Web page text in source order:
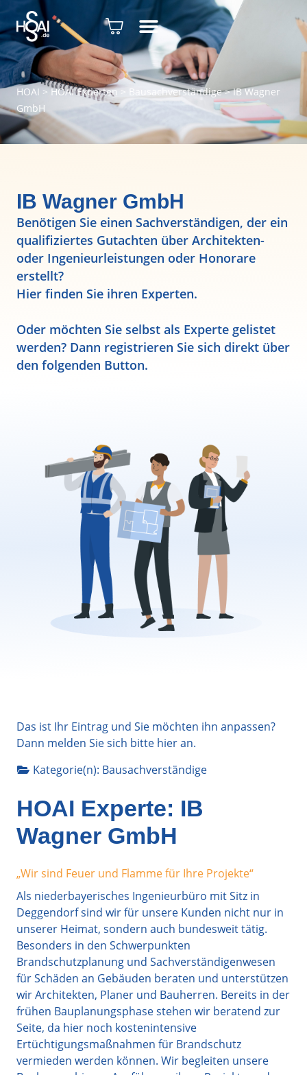
HOAI > HOAI Experten> Bausachverständige>IB Wagner
GmbH
IB Wagner GmbH
Benötigen Sie einen Sachverständigen, der ein
qualifiziertes Gutachten über Architekten-
oder Ingenieurleistungen oder Honorare
erstellt?
Hier finden Sie ihren Experten.
Oder möchten Sie selbst als Experte gelistet
werden? Dann registrieren Sie sich direkt über
den folgenden Button.
Das ist Ihr Eintrag und Sie möchten ihn anpassen?
Dann melden Sie sich bitte hieran.
Kategorie(n): Bausachverständige
HOAI Experte: IB
Wagner GmbH
„Wir sind Feuer und Flamme für Ihre Projekte“
Als niederbayerisches Ingenieurbüro mit Sitz in
Deggendorf sind wir für unsere Kunden nicht nur in
unserer Heimat, sondern auch bundesweit tätig.
Besonders in den Schwerpunkten
Brandschutzplanung und Sachverständigenwesen
für Schäden an Gebäuden beraten und unterstützen
wir Architekten, Planer und Bauherren. Bereits in der
frühen Bauplanungsphase stehen wir beratend zur
Seite, da hier noch kostenintensive
Ertüchtigungsmaßnahmen für Brandschutz
vermieden werden können. Wir begleiten unsere